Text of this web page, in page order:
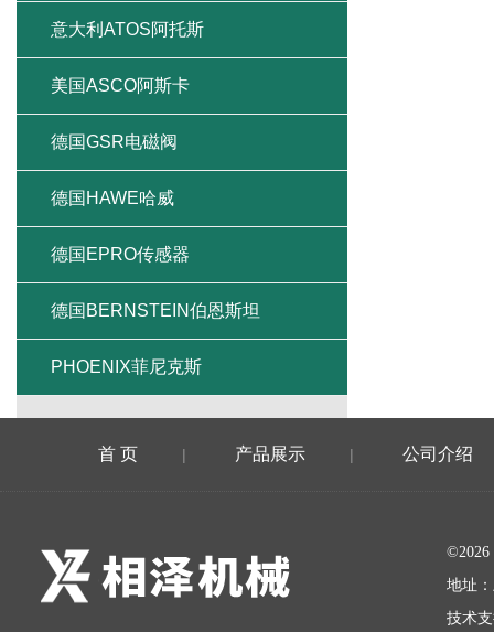
意大利ATOS阿托斯
美国ASCO阿斯卡
德国GSR电磁阀
德国HAWE哈威
德国EPRO传感器
德国BERNSTEIN伯恩斯坦
PHOENIX菲尼克斯
首 页 | 产品展示 | 公司介绍
地址
技术